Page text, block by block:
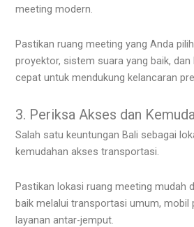
meeting modern.
Pastikan ruang meeting yang Anda
proyektor, sistem suara yang baik,
cepat untuk mendukung kelancaran
3. Periksa Akses dan
Salah satu keuntungan Bali sebagai
kemudahan akses transportasi.
Pastikan lokasi ruang meeting mudah
baik melalui transportasi umum, mobil
layanan antar-jemput.